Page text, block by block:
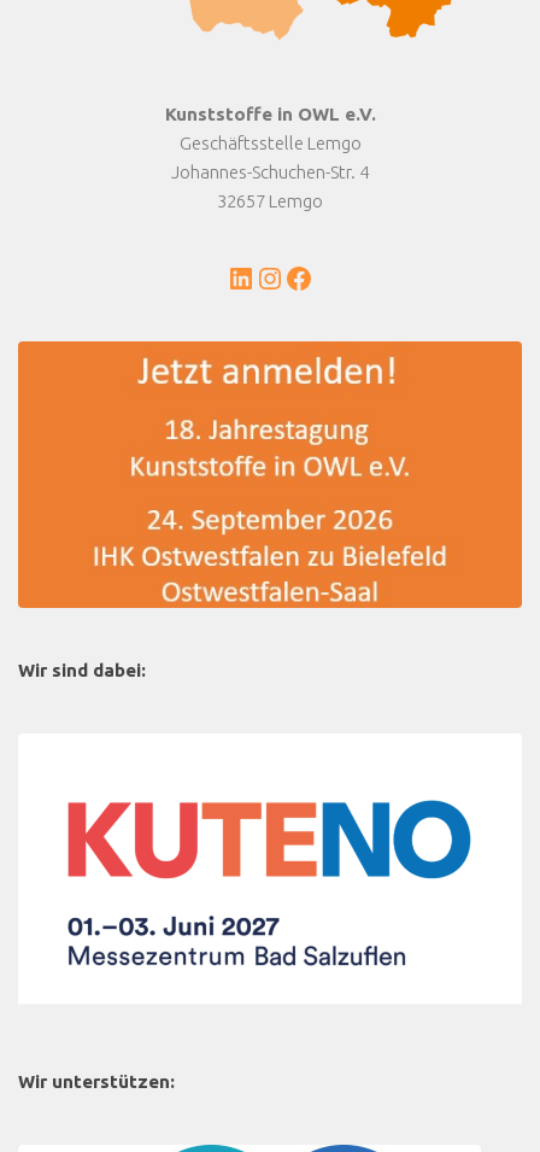
Kunststoffe in OWL e.V.
Geschäftsstelle Lemgo
Johannes-Schuchen-Str. 4
32657 Lemgo
LinkedIn
Instagram
Facebook
Wir sind dabei:
Wir unterstützen: